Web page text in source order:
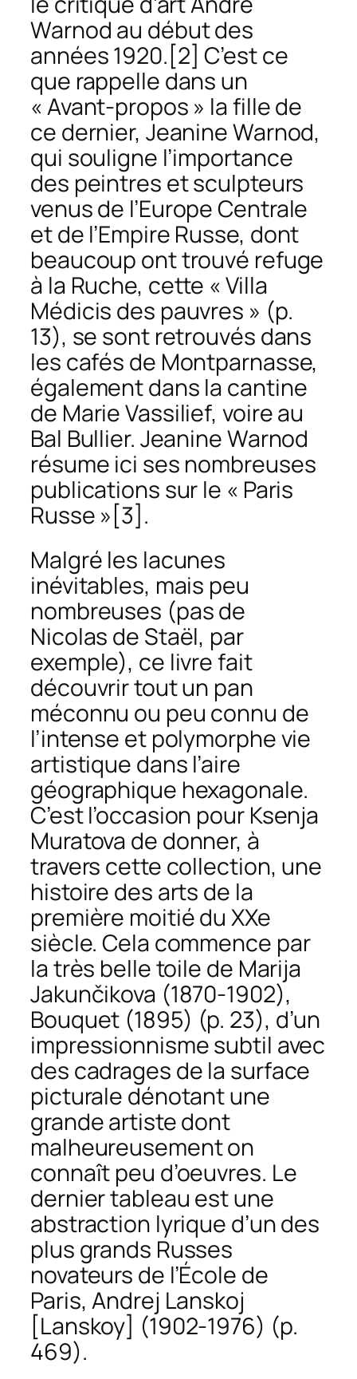
Warnod au début des
années 1920. [2] C’est ce
que rappelle dans un
« Avant-propos » la fille de
ce dernier, Jeanine Warnod,
qui souligne l’importance
des peintres et sculpteurs
venus de l’Europe Centrale
et de l’Empire Russe, dont
beaucoup ont trouvé refuge
à la Ruche, cette « Villa
Médicis des pauvres » (p.
13), se sont retrouvés dans
les cafés de Montparnasse,
également dans la cantine
de Marie Vassilief, voire au
Bal Bullier. Jeanine Warnod
résume ici ses nombreuses
publications sur le « Paris
Russe » [3].
Malgré les lacunes
inévitables, mais peu
nombreuses (pas de
Nicolas de Staël, par
exemple), ce livre fait
découvrir tout un pan
méconnu ou peu connu de
l’intense et polymorphe vie
artistique dans l’aire
géographique hexagonale.
C’est l’occasion pour Ksenja
Muratova de donner, à
travers cette collection, une
histoire des arts de la
première moitié du XXe
siècle. Cela commence par
la très belle toile de Marija
Jakunčikova (1870-1902),
Bouquet (1895) (p. 23), d’un
impressionnisme subtil avec
des cadrages de la surface
picturale dénotant une
grande artiste dont
malheureusement on
connaît peu d’oeuvres. Le
dernier tableau est une
abstraction lyrique d’un des
plus grands Russes
novateurs de l’École de
Paris, Andrej Lanskoj
[Lanskoy] (1902-1976) (p.
469).